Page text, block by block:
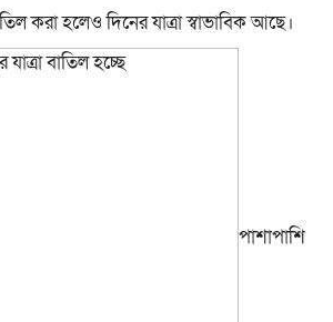
করা হলেও দিনের যাত্রা স্বাভাবিক আছে।
পাশাপাশি